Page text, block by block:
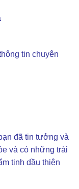
tin chuyên
đã tin tưởng và
và có những trải
tinh dầu thiên